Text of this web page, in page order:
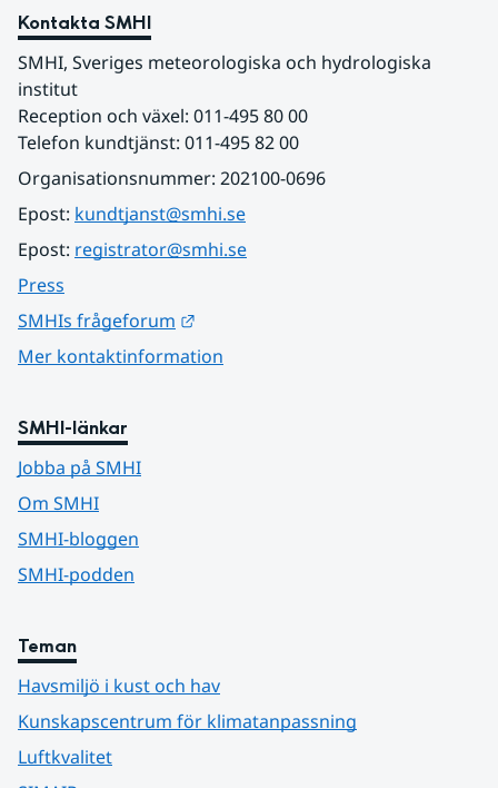
Kontakta SMHI
SMHI, Sveriges meteorologiska och hydrologiska
institut
Reception och växel: 011-495 80 00
Telefon kundtjänst: 011-495 82 00
Organisationsnummer: 202100-0696
Epost: kundtjanst@smhi.se
Epost: registrator@smhi.se
Press
SMHIs frågeforum
Mer kontaktinformation
SMHI-länkar
Jobba på SMHI
Om SMHI
SMHI-bloggen
SMHI-podden
Teman
Havsmiljö i kust och hav
Kunskapscentrum för klimatanpassning
Luftkvalitet